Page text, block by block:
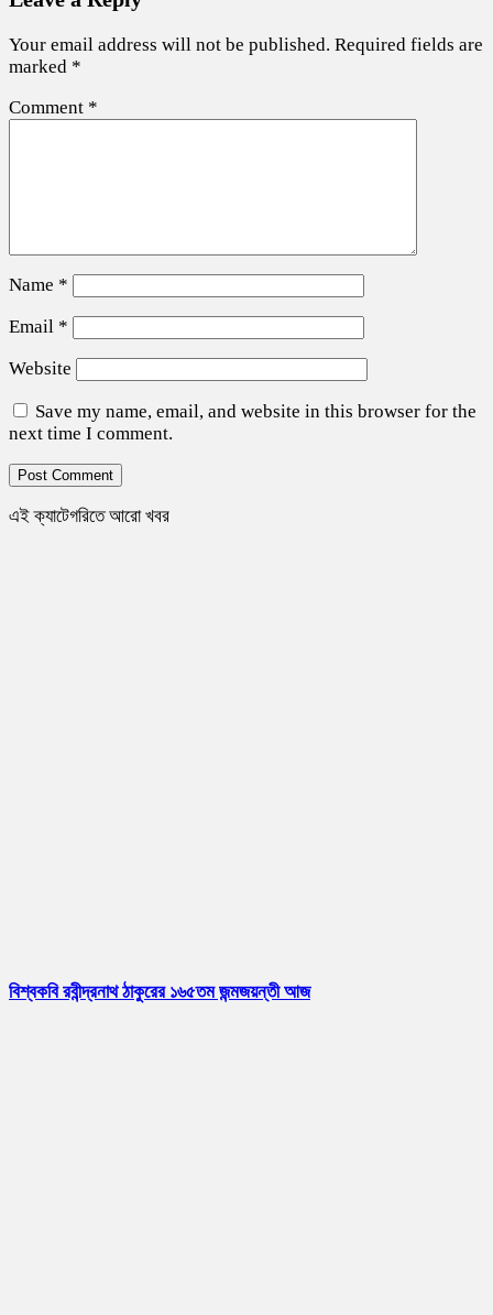
Your email address will not be published. Required fields are
marked *
Comment *
Name *
Email *
Website
Save my name, email, and website in this browser for the
next time I comment.
এই ক্যাটেগরিতে আরো খবর
বিশ্বকবি রবীন্দ্রনাথ ঠাকুরের ১৬৫তম জন্মজয়ন্তী আজ